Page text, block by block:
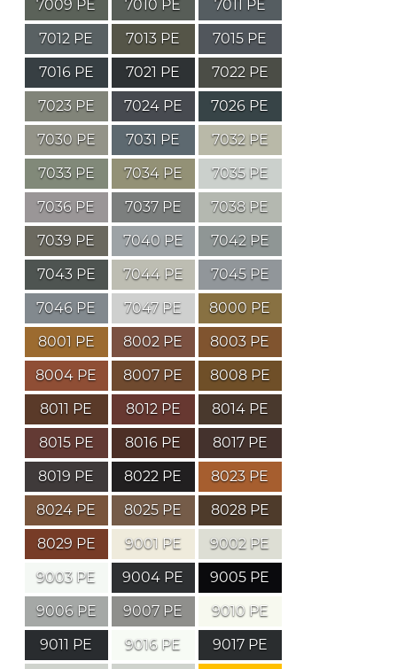
7009 PE
7010 PE
7011 PE
7012 PE
7013 PE
7015 PE
7016 PE
7021 PE
7022 PE
7023 PE
7024 PE
7026 PE
7030 PE
7031 PE
7032 PE
7033 PE
7034 PE
7035 PE
7036 PE
7037 PE
7038 PE
7039 PE
7040 PE
7042 PE
7043 PE
7044 PE
7045 PE
7046 PE
7047 PE
8000 PE
8001 PE
8002 PE
8003 PE
8004 PE
8007 PE
8008 PE
8011 PE
8012 PE
8014 PE
8015 PE
8016 PE
8017 PE
8019 PE
8022 PE
8023 PE
8024 PE
8025 PE
8028 PE
8029 PE
9001 PE
9002 PE
9003 PE
9004 PE
9005 PE
9006 PE
9007 PE
9010 PE
9011 PE
9016 PE
9017 PE